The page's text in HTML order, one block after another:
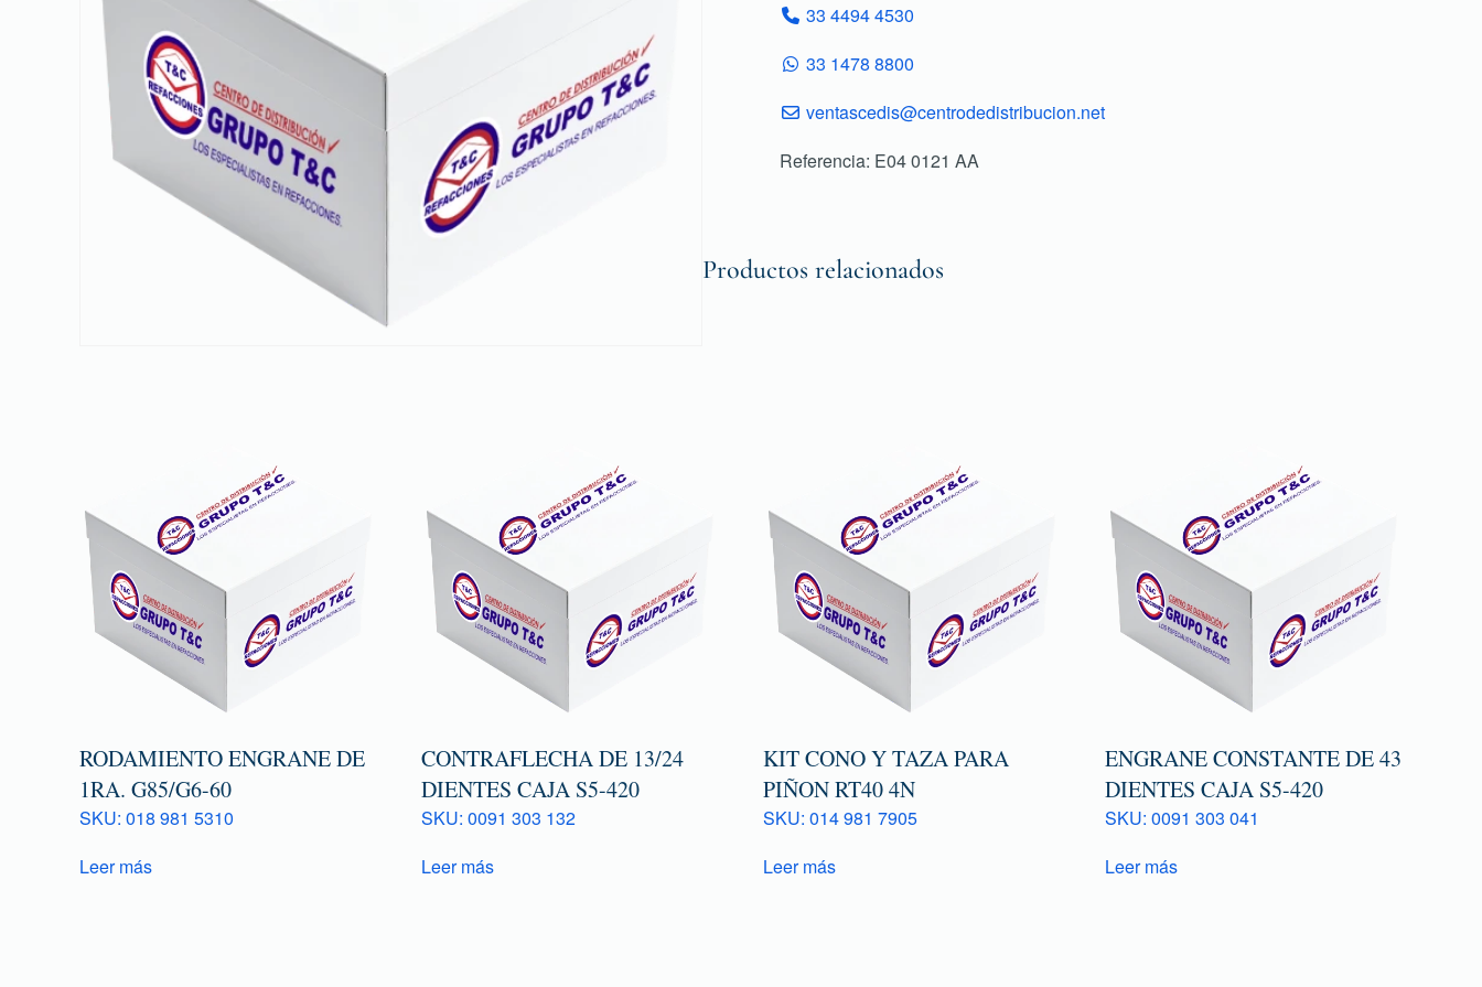
33 4494 4530
33 1478 8800
ventascedis@centrodedistribucion.net
Referencia: E04 0121 AA
Productos relacionados
RODAMIENTO ENGRANE DE
1RA. G85/G6-60
SKU: 018 981 5310
Leer más
CONTRAFLECHA DE 13/24
DIENTES CAJA S5-420
SKU: 0091 303 132
Leer más
KIT CONO Y TAZA PARA
PIÑON RT40 4N
SKU: 014 981 7905
Leer más
ENGRANE CONSTANTE DE 43
DIENTES CAJA S5-420
SKU: 0091 303 041
Leer más